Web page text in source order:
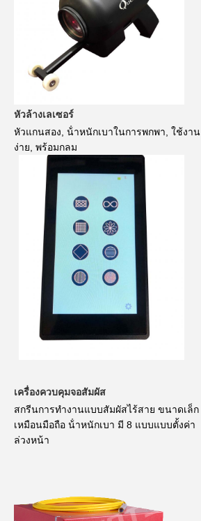
หัวล้างเลเซอร์
หัวแกนสอง, น้ําหนักเบาในการพกพา, ใช้งาน
ง่าย , พร้อมกลม
เครื่องควบคุมจอสัมผัส
สกรีนการทํางานแบบสัมผัสไร้สาย ขนาดเล็ก
เหมือนมือถือ น้ําหนักเบา มี 8 แบบแบบตั้งค่า
ล่วงหน้า